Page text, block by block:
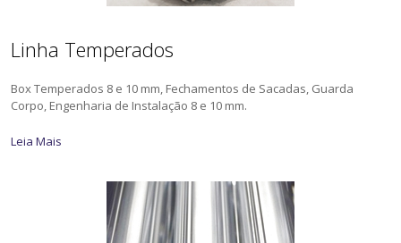
Linha Temperados
Box Temperados 8 e 10 mm, Fechamentos de Sacadas, Guarda
Corpo, Engenharia de Instalação 8 e 10 mm.
Leia Mais